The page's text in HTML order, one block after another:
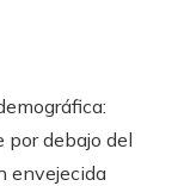
por debajo del
envejecida